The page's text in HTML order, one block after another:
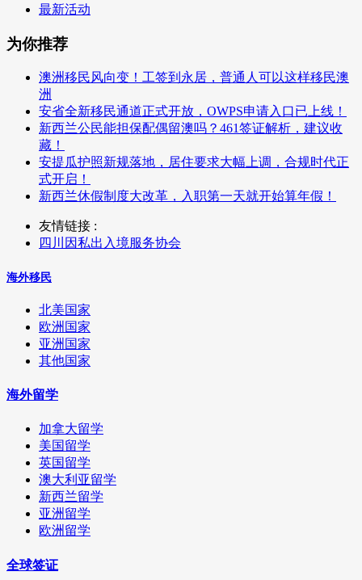
最新活动
为你推荐
澳洲移民风向变！工签到永居，普通人可以这样移民澳
洲
安省全新移民通道正式开放，OWPS申请入口已上线！
新西兰公民能担保配偶留澳吗？461签证解析，建议收
藏！
安提瓜护照新规落地，居住要求大幅上调，合规时代正
式开启！
新西兰休假制度大改革，入职第一天就开始算年假！
友情链接 :
四川因私出入境服务协会
海外移民
北美国家
欧洲国家
亚洲国家
其他国家
海外留学
加拿大留学
美国留学
英国留学
澳大利亚留学
新西兰留学
亚洲留学
欧洲留学
全球签证